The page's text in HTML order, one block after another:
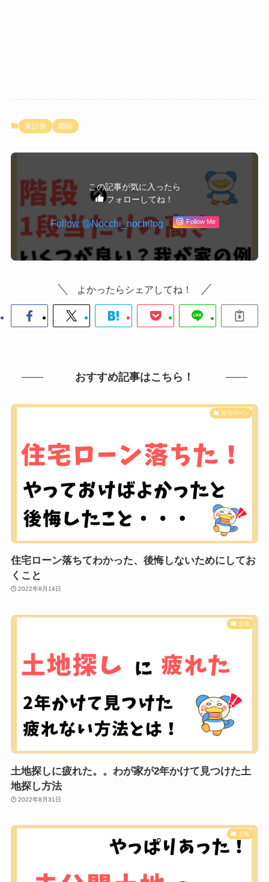
家計画 階段
この記事が気に入ったら
フォローしてね！
Follow @Nocchi_nochilog Follow Me
よかったらシェアしてね！
おすすめ記事はこちら！
住宅ローン
住宅ローン落ちてわかった、後悔しないためにしてお
くこと
2022年8月14日
土地
土地探しに疲れた。。わが家が2年かけて見つけた土
地探し方法
2022年8月31日
土地